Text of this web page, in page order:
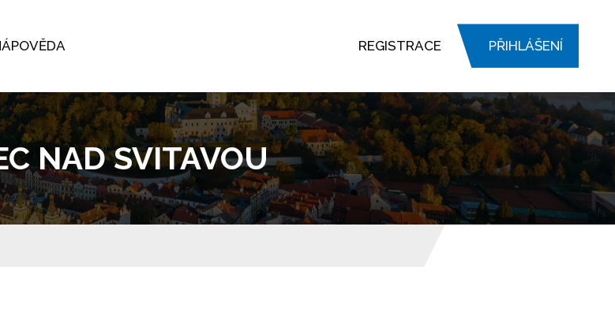
REGISTRACE PŘIHLÁŠENÍ
NAD SVITAVOU